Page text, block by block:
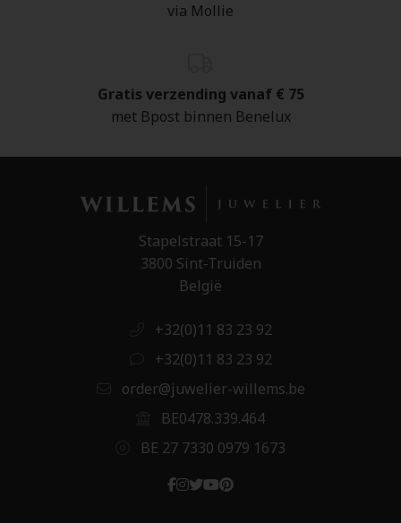
via Mollie
Gratis verzending vanaf € 75
met Bpost binnen Benelux
Stapelstraat 15-17
3800 Sint-Truiden
België
+32(0)11 83 23 92
+32(0)11 83 23 92
order@juwelier-willems.be
BE0478.339.464
BE 27 7330 0979 1673